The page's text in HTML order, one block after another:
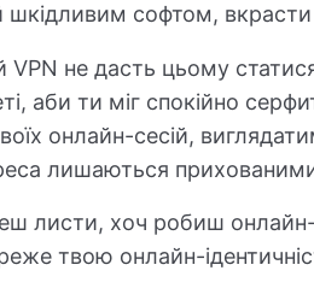
шкідливим софтом,
не дасть цьому
аби ти міг спокійно
онлайн-сесій,
лишаються
листи, хоч робиш
твою онлайн-